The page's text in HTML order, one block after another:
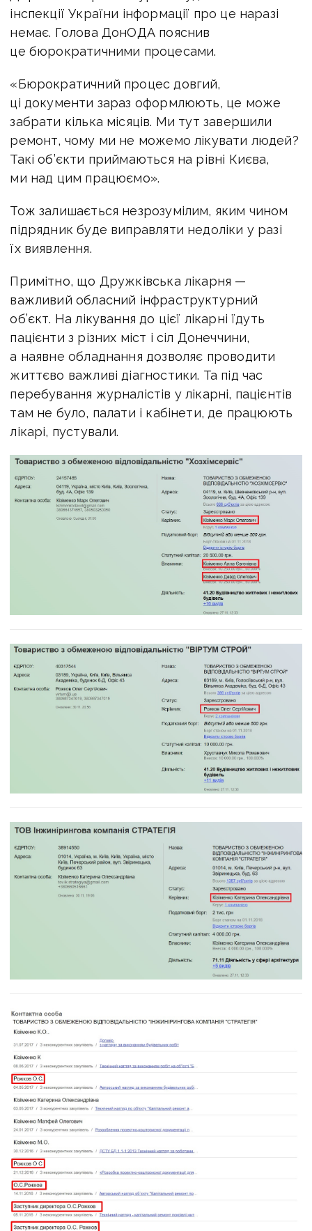
інспекції України інформації про це наразі
немає. Голова ДонОДА пояснив
це бюрократичними процесами.
«Бюрократичний процес довгий,
ці документи зараз оформлюють, це може
забрати кілька місяців. Ми тут завершили
ремонт, чому ми не можемо лікувати людей?
Такі об’єкти приймаються на рівні Києва,
ми над цим працюємо».
Тож залишається незрозумілим, яким чином
підрядник буде виправляти недоліки у разі
їх виявлення.
Примітно, що Дружківська лікарня —
важливий обласний інфраструктурний
об’єкт. На лікування до цієї лікарні їдуть
пацієнти з різних міст і сіл Донеччини,
а наявне обладнання дозволяє проводити
життєво важливі діагностики. Та під час
перебування журналістів у лікарні, пацієнтів
там не було, палати і кабінети, де працюють
лікарі, пустували.